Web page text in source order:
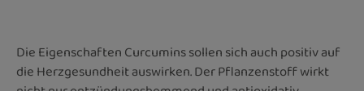
Die Eigenschaften Curcumins sollen sich auch positiv auf
die Herzgesundheit auswirken. Der Pflanzenstoff wirkt